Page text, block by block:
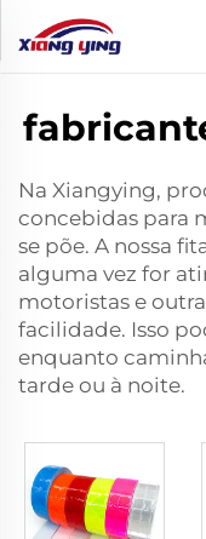
Na Xiangying,
concebidas para
se põe. A nossa
alguma vez for
motoristas e
facilidade. Isso
enquanto
tarde ou à noite.